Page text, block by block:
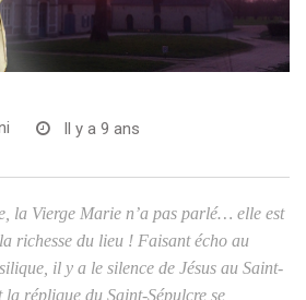
Il y a 9 ans
la Vierge Marie n’a pas parlé… elle est
richesse du lieu ! Faisant écho au
il y a le silence de Jésus au Saint-
réplique du Saint-Sépulcre se